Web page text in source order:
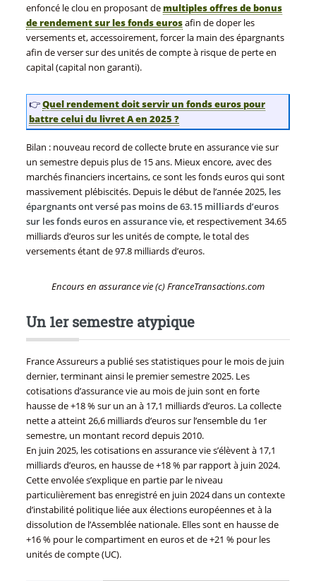
enfoncé le clou en proposant demultiples offres de bonus
de rendement sur les fonds eurosafin de doper les
versements et, accessoirement, forcer la main des épargnants
afin de verser sur des unités de compte à risque de perte en
capital (capital non garanti).
👉Quel rendement doit servir un fonds euros pour
battre celui du livret A en 2025 ?
Bilan : nouveau record de collecte brute en assurance vie sur
un semestre depuis plus de 15 ans. Mieux encore, avec des
marchés financiers incertains, ce sont les fonds euros qui sont
massivement plébiscités. Depuis le début de l’année 2025, les
épargnants ont versé pas moins de 63.15 milliards d’euros
sur les fonds euros en assurance vie, et respectivement 34.65
milliards d’euros sur les unités de compte, le total des
versements étant de 97.8 milliards d’euros.
Encours en assurance vie (c) FranceTransactions.com
Un 1er semestre atypique
France Assureurs a publié ses statistiques pour le mois de juin
dernier, terminant ainsi le premier semestre 2025. Les
cotisations d’assurance vie au mois de juin sont en forte
hausse de +18 % sur un an à 17,1 milliards d’euros. La collecte
nette a atteint 26,6 milliards d’euros sur l’ensemble du 1er
semestre, un montant record depuis 2010.
En juin 2025, les cotisations en assurance vie s’élèvent à 17,1
milliards d’euros, en hausse de +18 % par rapport à juin 2024.
Cette envolée s’explique en partie par le niveau
particulièrement bas enregistré en juin 2024 dans un contexte
d’instabilité politique liée aux élections européennes et à la
dissolution de l’Assemblée nationale. Elles sont en hausse de
+16 % pour le compartiment en euros et de +21 % pour les
unités de compte (UC).